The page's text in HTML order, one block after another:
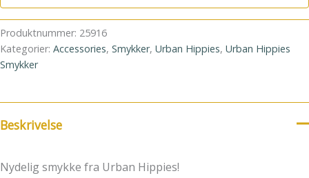
Produktnummer: 25916
Kategorier: Accessories, Smykker, Urban Hippies, Urban Hippies
Smykker
Beskrivelse
Nydelig smykke fra Urban Hippies!